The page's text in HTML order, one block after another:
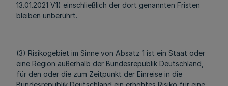
13.01.2021 V1) einschließlich der dort genannten Fristen
bleiben unberührt.
(3) Risikogebiet im Sinne von Absatz 1 ist ein Staat oder
eine Region außerhalb der Bundesrepublik Deutschland,
für den oder die zum Zeitpunkt der Einreise in die